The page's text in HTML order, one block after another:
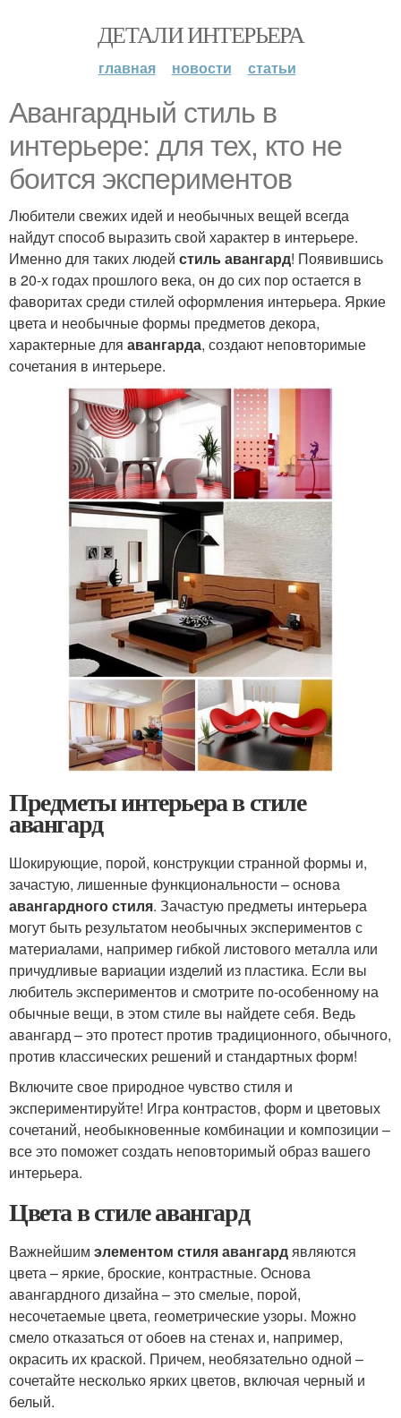
ДЕТАЛИ ИНТЕРЬЕРА
главная новости статьи
Авангардный стиль в
интерьере: для тех, кто не
боится экспериментов
Любители свежих идей и необычных вещей всегда
найдут способ выразить свой характер в интерьере.
Именно для таких людей стиль авангард! Появившись
в 20-х годах прошлого века, он до сих пор остается в
фаворитах среди стилей оформления интерьера. Яркие
цвета и необычные формы предметов декора,
характерные для авангарда, создают неповторимые
сочетания в интерьере.
Предметы интерьера в стиле
авангард
Шокирующие, порой, конструкции странной формы и,
зачастую, лишенные функциональности – основа
авангардного стиля. Зачастую предметы интерьера
могут быть результатом необычных экспериментов с
материалами, например гибкой листового металла или
причудливые вариации изделий из пластика. Если вы
любитель экспериментов и смотрите по-особенному на
обычные вещи, в этом стиле вы найдете себя. Ведь
авангард – это протест против традиционного, обычного,
против классических решений и стандартных форм!
Включите свое природное чувство стиля и
экспериментируйте! Игра контрастов, форм и цветовых
сочетаний, необыкновенные комбинации и композиции –
все это поможет создать неповторимый образ вашего
интерьера.
Цвета в стиле авангард
Важнейшим элементом стиля авангардявляются
цвета – яркие, броские, контрастные. Основа
авангардного дизайна – это смелые, порой,
несочетаемые цвета, геометрические узоры. Можно
смело отказаться от обоев на стенах и, например,
окрасить их краской. Причем, необязательно одной –
сочетайте несколько ярких цветов, включая черный и
белый.